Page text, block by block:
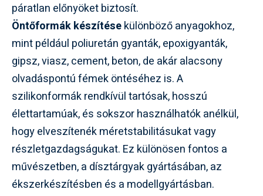
páratlan előnyöket biztosít.
Öntőformák készítésekülönböző anyagokhoz,
mint például poliuretán gyanták, epoxigyanták,
gipsz, viasz, cement, beton, de akár alacsony
olvadáspontú fémek öntéséhez is. A
szilikonformák rendkívül tartósak, hosszú
élettartamúak, és sokszor használhatók anélkül,
hogy elveszítenék méretstabilitásukat vagy
részletgazdagságukat. Ez különösen fontos a
művészetben, a dísztárgyak gyártásában, az
ékszerkészítésben és a modellgyártásban.